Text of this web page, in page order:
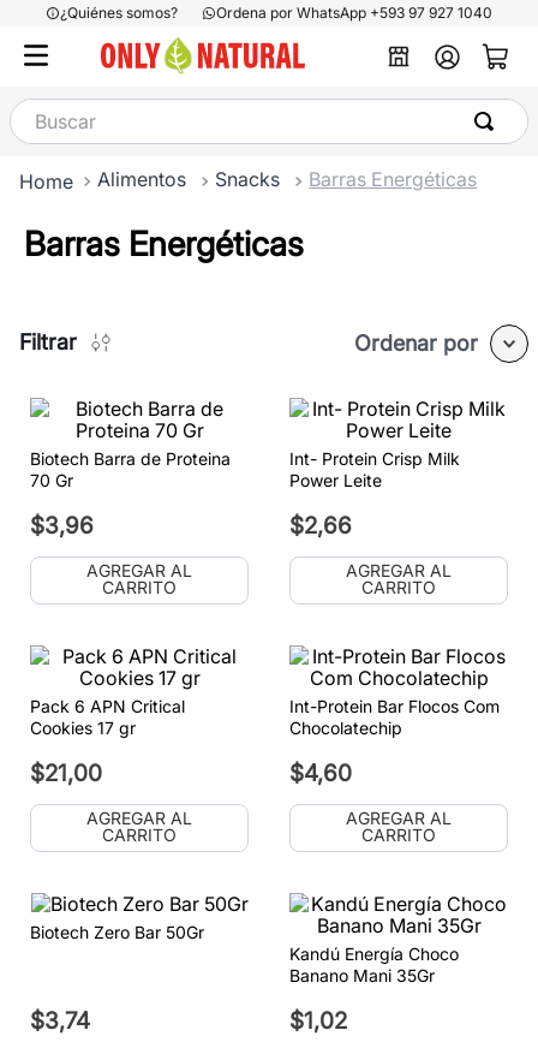
¿Quiénes somos? Ordena por WhatsApp +593 97 927 1040
Buscar
Alimentos Snacks Barras Energéticas
Barras Energéticas
Filtrar Ordenar por
Biotech Barra de Proteina
70 Gr
$3,96
AGREGAR AL
CARRITO
Int- Protein Crisp Milk
Power Leite
$2,66
AGREGAR AL
CARRITO
Pack 6 APN Critical
Cookies 17 gr
$21,00
AGREGAR AL
CARRITO
Int-Protein Bar Flocos Com
Chocolatechip
$4,60
AGREGAR AL
CARRITO
Biotech Zero Bar 50Gr
$3,74
Kandú Energía Choco
Banano Mani 35Gr
$1,02